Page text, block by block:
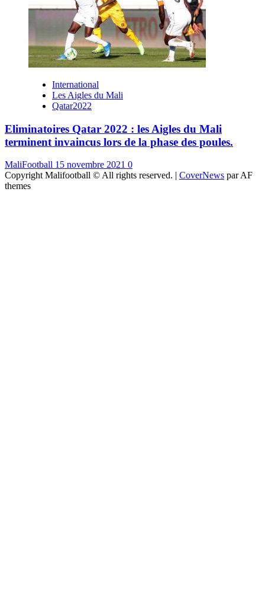
International
Les Aigles du Mali
Qatar2022
Eliminatoires Qatar 2022 : les Aigles du Mali
terminent invaincus lors de la phase des poules.
MaliFootball 15 novembre 2021 0
Copyright Malifootball © All rights reserved.
CoverNews par AF
themes